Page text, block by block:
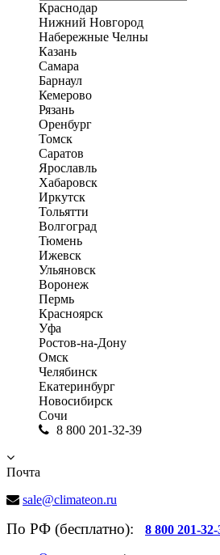
Краснодар
Нижний Новгород
Набережные Челны
Казань
Самара
Барнаул
Кемерово
Рязань
Оренбург
Томск
Саратов
Ярославль
Хабаровск
Иркутск
Тольятти
Волгоград
Тюмень
Ижевск
Ульяновск
Воронеж
Пермь
Красноярск
Уфа
Ростов-на-Дону
Омск
Челябинск
Екатеринбург
Новосибирск
Сочи
8 800 201-32-39
Почта
sale@climateon.ru
По РФ (бесплатно): 8 800 201-32-